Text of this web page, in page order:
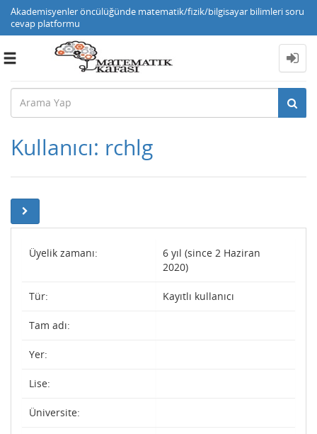
Akademisyenler öncülüğünde matematik/fizik/bilgisayar bilimleri soru
cevap platformu
Toggle
Kullanıcı: rchlg
Üyelik zamanı:
6 yıl (since 2 Haziran
2020)
Tür: Kayıtlı kullanıcı
Tam adı:
Yer:
Lise:
Üniversite: